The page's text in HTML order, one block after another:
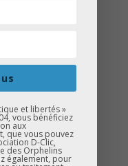
finalistes
accompli
et libertés »
vous bénéficiez
aux
que vous pouvez
D-Clic,
des Orphelins
également, pour